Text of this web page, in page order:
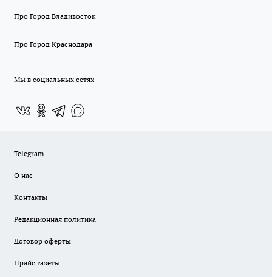
Про Город Владивосток
Про Город Краснодара
Мы в социальных сетях
Telegram
О нас
Контакты
Редакционная политика
Договор оферты
Прайс газеты